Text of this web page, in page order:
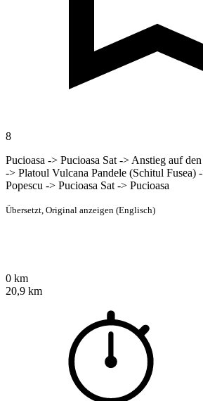
8
Pucioasa -> Pucioasa Sat -> Anstieg auf
-> Platoul Vulcana Pandele (Schitul Fusea)
Popescu -> Pucioasa Sat -> Pucioasa
Übersetzt, Original anzeigen (Englisch)
0 km
20,9 km